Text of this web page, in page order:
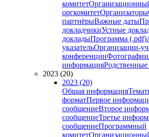
комитет
оргкомитетОрганизаторы
партнёрыВажные даты
докладчикиУстные
докладыПрограмма (.pdf)
указательОрганизации-
конференцииФотографии
информация
2023 (20)
2023 (20)
Общая информация
форматПервое
сообщениеВторое
сообщениеТретье
сообщениеПрограммный
комитет